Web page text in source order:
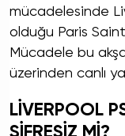
mücadelesinde
olduğu Paris
Mücadele bu
üzerinden canlı
LİVERPOOL